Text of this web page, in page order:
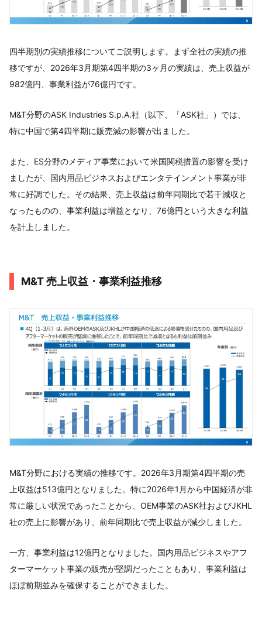
四半期別の実績推移についてご説明します。まず全社の実績の推
移ですが、2026年3月期第4四半期の3ヶ月の実績は、売上収益が
982億円、事業利益が76億円です。
M&T分野のASK Industries S.p.A.社（以下、「ASK社」）では、
特に中国で第4四半期に販売減の影響が出ました。
また、ES分野のメディア事業において米国関税措置の影響を受け
ましたが、国内用品ビジネスおよびエンタテインメント事業が非
常に好調でした。その結果、売上収益は前年同期比で若干減収と
なったものの、事業利益は増益となり、76億円という大きな利益
を計上しました。
M&T 売上収益・事業利益推移
M&T分野における実績の推移です。2026年3月期第4四半期の売
上収益は513億円となりました。特に2026年1月から中国経済が非
常に厳しい状況であったことから、OEM事業のASK社およびJKHL
社の売上に影響があり、前年同期比で売上収益が減少しました。
一方、事業利益は12億円となりました。国内用品ビジネスやアフ
ターマーケット事業の販売が堅調だったこともあり、事業利益は
ほぼ前期並みを確保することができました。